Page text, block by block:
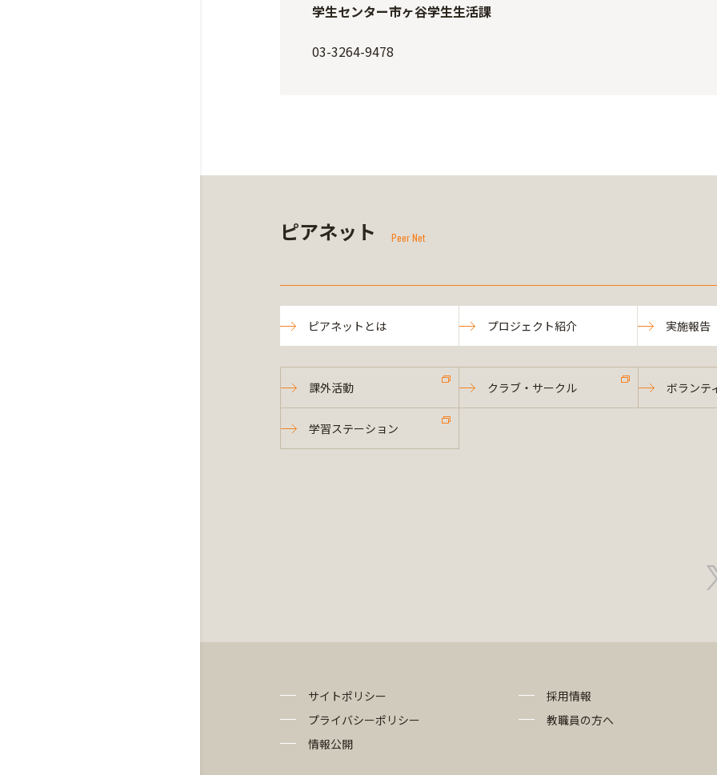
学生センター市ヶ谷学生生活課
03-3264-9478
ピアネット Peer Net
ピアネットとは プロジェクト紹介 実施報告
課外活動 クラブ・サークル ボランテ
学習ステーション
サイトポリシー
プライバシーポリシー
情報公開
採用情報
教職員の方へ